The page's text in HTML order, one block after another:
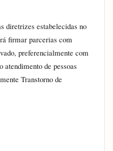
diretrizes estabelecidas no
firmar parcerias com
preferencialmente com
atendimento de pessoas
Transtorno de